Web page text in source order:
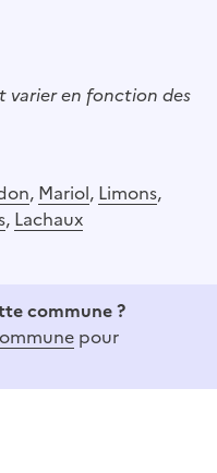
varier en fonction des
, Mariol, Limons,
, Lachaux
commune ?
pour